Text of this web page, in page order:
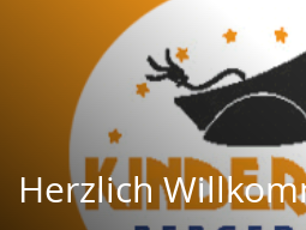
Herzlich